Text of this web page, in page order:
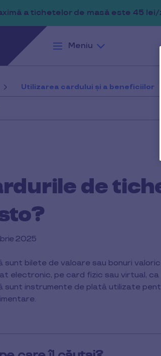
Meniu
Utilizarea cardului și a beneficiilor
de
2025
sunt bilete de valoare sau bonuri
electronic, pe card fizic sau virtual, ca
sunt instrumente de plată utilizate
a tichetelor de masă este 45